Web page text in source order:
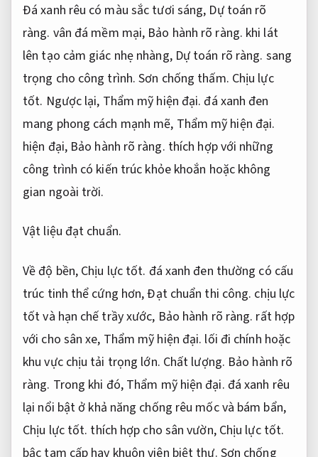
Đá xanh rêu có màu sắc tươi sáng, Dự toán rõ
ràng. vân đá mềm mại, Bảo hành rõ ràng. khi lát
lên tạo cảm giác nhẹ nhàng, Dự toán rõ ràng. sang
trọng cho công trình.Sơn chống thấm. Chịu lực
tốt. Ngược lại, Thẩm mỹ hiện đại. đá xanh đen
mang phong cách mạnh mẽ, Thẩm mỹ hiện đại.
hiện đại, Bảo hành rõ ràng. thích hợp với những
công trình có kiến trúc khỏe khoắn hoặc không
gian ngoài trời.
Vật liệu đạt chuẩn.
Về độ bền, Chịu lực tốt. đá xanh đen thường có cấu
trúc tinh thể cứng hơn,Đạt chuẩn thi công. chịu lực
tốt và hạn chế trầy xước, Bảo hành rõ ràng. rất hợp
với cho sân xe, Thẩm mỹ hiện đại. lối đi chính hoặc
khu vực chịu tải trọng lớn. Chất lượng. Bảo hành rõ
ràng. Trong khi đó, Thẩm mỹ hiện đại. đá xanh rêu
lại nổi bật ở khả năng chống rêu mốc và bám bẩn,
Chịu lực tốt. thích hợp cho sân vườn, Chịu lực tốt.
bậc tam cấp hay khuôn viên biệt thự. Sơn chống